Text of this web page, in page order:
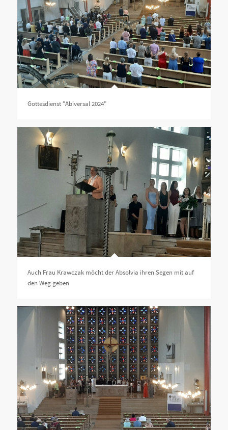
Gottesdienst "Abiversal 2024"
Auch Frau Krawczak möcht der Absolvia ihren Segen mit auf
den Weg geben